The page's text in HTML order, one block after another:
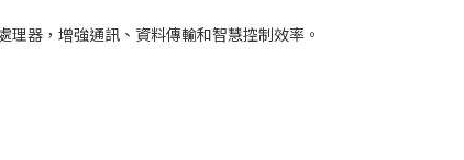
器，增強通訊、資料傳輸和智慧控制效率。